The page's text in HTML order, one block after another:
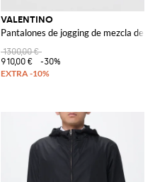
VALENTINO
Pantalones de jogging de mezcla de
1300,00 €
910,00 €
-30%